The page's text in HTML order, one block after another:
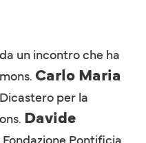
un incontro che ha
Carlo Maria
per la
Davide
Pontificia